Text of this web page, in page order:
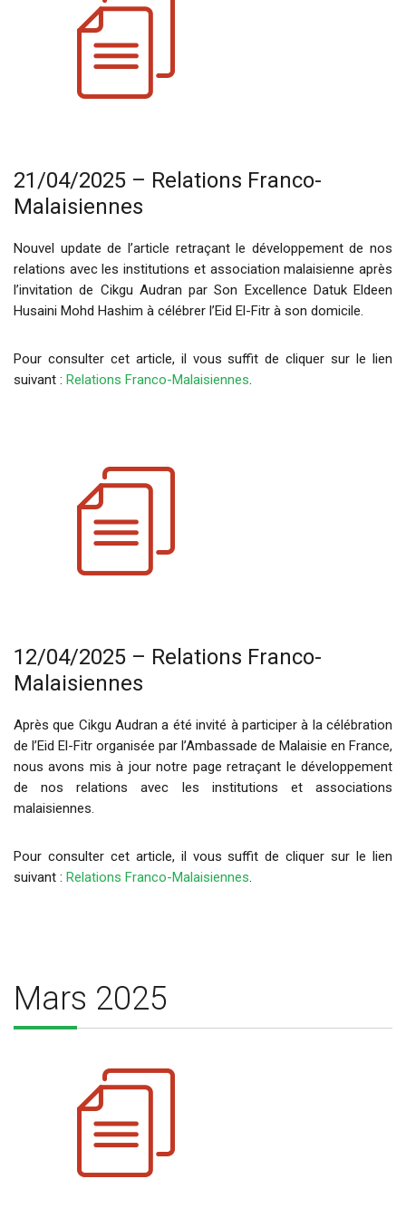
21/04/2025 – Relations Franco-
Malaisiennes
Nouvel update de l’article retraçant le développement de nos
relations avec les institutions et association malaisienne après
l’invitation de Cikgu Audran par Son Excellence Datuk Eldeen
Husaini Mohd Hashim à célébrer l’Eid El-Fitr à son domicile.
Pour consulter cet article, il vous suffit de cliquer sur le lien
suivant : Relations Franco-Malaisiennes.
12/04/2025 – Relations Franco-
Malaisiennes
Après que Cikgu Audran a été invité à participer à la célébration
de l’Eid El-Fitr organisée par l’Ambassade de Malaisie en France,
nous avons mis à jour notre page retraçant le développement
de nos relations avec les institutions et associations
malaisiennes.
Pour consulter cet article, il vous suffit de cliquer sur le lien
suivant : Relations Franco-Malaisiennes.
Mars 2025